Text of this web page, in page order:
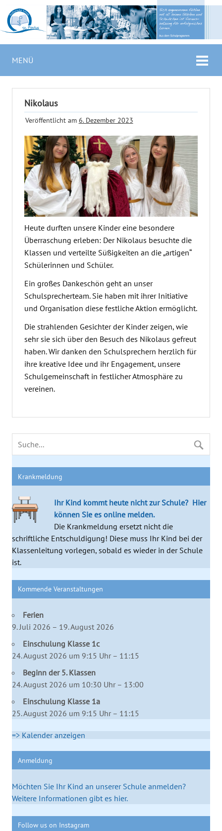
MENÜ
Nikolaus
Veröffentlicht am 6. Dezember 2023
Heute durften unsere Kinder eine besondere
Überraschung erleben: Der Nikolaus besuchte die
Klassen und verteilte Süßigkeiten an die „artigen“
Schülerinnen und Schüler.
Ein großes Dankeschön geht an unser
Schulsprecherteam. Sie haben mit ihrer Initiative
und Organisation diese festliche Aktion ermöglicht.
Die strahlenden Gesichter der Kinder zeigen, wie
sehr sie sich über den Besuch des Nikolaus gefreut
haben. Wir danken den Schulsprechern herzlich für
ihre kreative Idee und ihr Engagement, unsere
Schulgemeinschaft in festlicher Atmosphäre zu
vereinen.
Krankmeldung
Ihr Kind kommt heute nicht zur Schule? Hier
können Sie es online melden.
Die Krankmeldung ersetzt nicht die
schriftliche Entschuldigung! Diese muss Ihr Kind bei der
Klassenleitung vorlegen, sobald es wieder in der Schule
ist.
Kommende Veranstaltungen
Ferien
9. Juli 2026 – 19. August 2026
Einschulung Klasse 1c
24. August 2026 um 9:15 Uhr – 11:15
Beginn der 5. Klassen
24. August 2026 um 10:30 Uhr – 13:00
Einschulung Klasse 1a
25. August 2026 um 9:15 Uhr – 11:15
=> Kalender anzeigen
Anmeldung
Möchten Sie Ihr Kind an unserer Schule anmelden?
Weitere Informationen gibt es hier.
Follow us on Instagram